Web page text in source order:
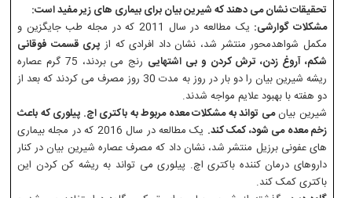
تحقیقات نشان می دهند که شیرین بیان برای بیماری های زیر مفید است:
مشکلات گوارشی:
یک مطالعه در سال 2011 که در مجله طب جایگزین و
مکمل شواهدمحور منتشر شد، نشان داد افرادی که از پری قسمت فوقانی
شکم، آروغ زدن، ترش کردن و بی اشتهایی
رنج می بردند، 75 گرم عصاره
ریشه شیرین بیان را دو بار در روز به مدت 30 روز مصرف می کردند که بعد از
دو هفته با بهبود علایم مواجه شدند.
شیرین بیانمی تواند به مشکلات معده مربوط به باکتری اچ. پیلوری که باعث
زخم معده می شود، کمک کند.
یک مطالعه در سال 2016 که در مجله بیماری
های عفونی برزیل منتشر شد، نشان داد که مصرف عصاره شیرین بیان در کنار
داروهای درمان کننده باکتری اچ. پیلوری می تواند به ریشه کن کردن این
باکتری کمک کند.